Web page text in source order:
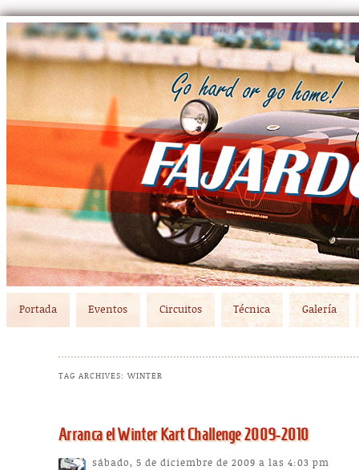
Skip to primary content
Skip to secondary content
Portada Eventos Circuitos Técnica Galería
TAG ARCHIVES:WINTER
Arranca el Winter Kart Challenge 2009-2010
sábado, 5 de diciembre de 2009 a las 4:03 pm